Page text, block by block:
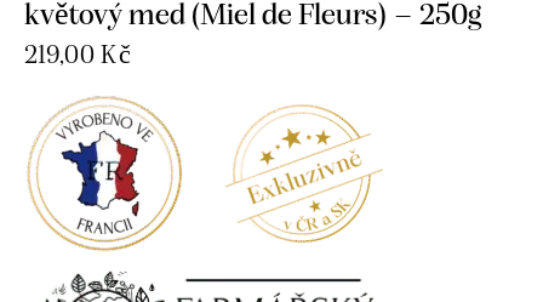
květový med (Miel de Fleurs) – 250g
219,00 Kč